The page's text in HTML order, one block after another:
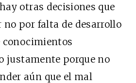
otras decisiones que
no por falta de desarrollo
justamente porque no
aún que el mal